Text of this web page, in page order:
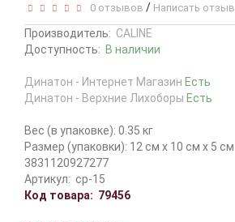
0 отзывов / Написать отзыв
Производитель: CALINE
Доступность: В наличии
Динатон - Интернет Магазин Есть
Динатон - Верхние Лихоборы Есть
Вес (в упаковке): 0.35 кг
Размер (упаковки): 12 см x 10 см x 5 см
3831120927277
Артикул: cp-15
Код товара: 79456